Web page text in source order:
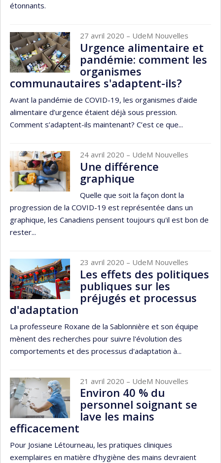
étonnants.
27 avril 2020 – UdeM Nouvelles
Urgence alimentaire et
pandémie: comment les
organismes
communautaires s'adaptent-ils?
Avant la pandémie de COVID-19, les organismes d’aide
alimentaire d’urgence étaient déjà sous pression.
Comment s’adaptent-ils maintenant? C’est ce que...
24 avril 2020 – UdeM Nouvelles
Une différence
graphique
Quelle que soit la façon dont la
progression de la COVID-19 est représentée dans un
graphique, les Canadiens pensent toujours qu'il est bon de
rester...
23 avril 2020 – UdeM Nouvelles
Les effets des politiques
publiques sur les
préjugés et processus
d'adaptation
La professeure Roxane de la Sablonnière et son équipe
mènent des recherches pour suivre l'évolution des
comportements et des processus d'adaptation à...
21 avril 2020 – UdeM Nouvelles
Environ 40 % du
personnel soignant se
lave les mains
efficacement
Pour Josiane Létourneau, les pratiques cliniques
exemplaires en matière d’hygiène des mains devraient